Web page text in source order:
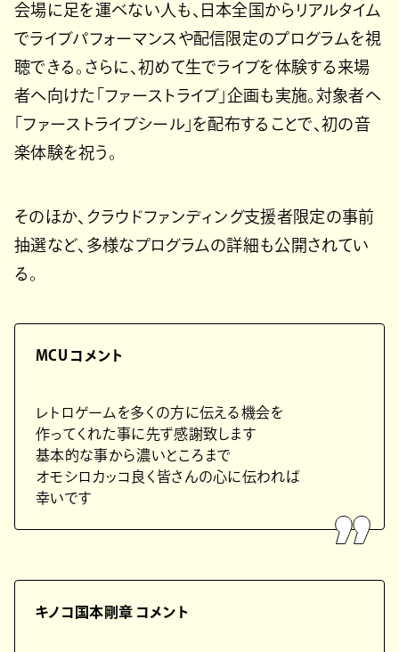
会場に足を運べない人も、日本全国からリアルタイム
でライブパフォーマンスや配信限定のプログラムを視
聴できる。さらに、初めて生でライブを体験する来場
者へ向けた「ファーストライブ」企画も実施。対象者へ
「ファーストライブシール」を配布することで、初の音
楽体験を祝う。
そのほか、クラウドファンディング支援者限定の事前
抽選など、多様なプログラムの詳細も公開されてい
る。
MCU コメント
レトロゲームを多くの方に伝える機会を
作ってくれた事に先ず感謝致します
基本的な事から濃いところまで
オモシロカッコ良く皆さんの心に伝われば
幸いです
キノコ国本剛章 コメント